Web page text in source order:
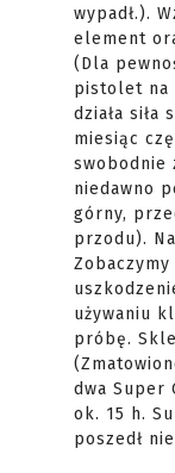
wypadł.).
element
(Dla
pistolet na
działa siła
miesiąc
swobodnie
niedawno
górny,
przodu).
używaniu
próbę.
dwa Super
ok. 15 h.
poszedł